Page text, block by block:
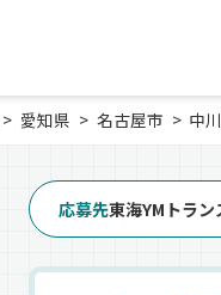
愛知県 名古屋市 中
応募先東海YMトラ